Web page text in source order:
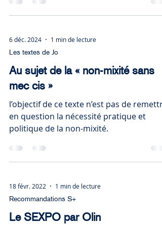
sur le discours autour de la prise de
risque.
6 déc. 2024
1 min de lecture
Les textes de Jo
Au sujet de la « non-mixité sans
mec cis »
l’objectif de ce texte n’est pas de remettre
en question la nécessité pratique et
politique de la non-mixité.
18 févr. 2022
1 min de lecture
Recommandations S+
Le SEXPO par Olin